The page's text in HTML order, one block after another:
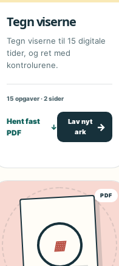
Tegn viserne
Tegn viserne til 15 digitale
tider, og ret med
kontrolurene.
15 opgaver · 2 sider
Hent fast
PDF
↓
Lav nyt
ark
→
PDF
▦